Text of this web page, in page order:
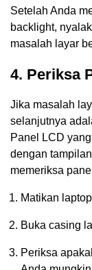
Setelah Anda
backlight,
masalah layar
4. Periksa
Jika masalah
selanjutnya
Panel LCD
dengan
memeriksa
Matikan
Buka casing
Periksa